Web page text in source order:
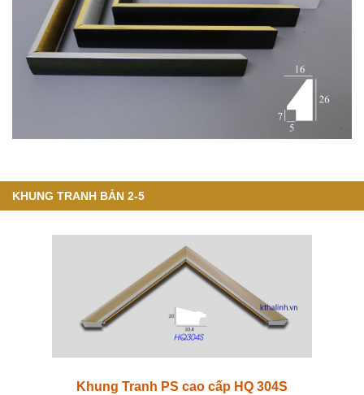
KHUNG TRANH BẢN 2-5
Khung Tranh PS cao cấp HQ 304S